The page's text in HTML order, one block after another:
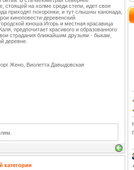
стоящей на холме среди степи, идет своя
приходят похоронки, и тут слышны канонада,
киноповести-деревенский
юноша Игорь и местная красавица
предпочитает красивого и образованного
страдания ближайшим друзьям - быкам,
деревне.
Жено, Виолетта Давыдовская
категории